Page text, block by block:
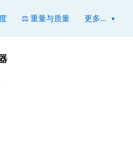
⚖️ 重量与质量 更多...